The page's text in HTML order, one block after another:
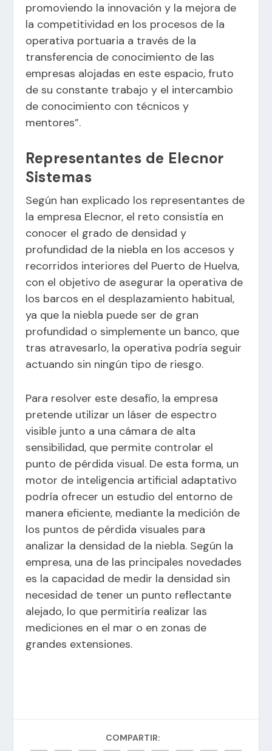
promoviendo la innovación y la mejora de
la competitividad en los procesos de la
operativa portuaria a través de la
transferencia de conocimiento de las
empresas alojadas en este espacio, fruto
de su constante trabajo y el intercambio
de conocimiento con técnicos y
mentores”.
Representantes de Elecnor
Sistemas
Según han explicado los representantes de
la empresa Elecnor, el reto consistía en
conocer el grado de densidad y
profundidad de la niebla en los accesos y
recorridos interiores del Puerto de Huelva,
con el objetivo de asegurar la operativa de
los barcos en el desplazamiento habitual,
ya que la niebla puede ser de gran
profundidad o simplemente un banco, que
tras atravesarlo, la operativa podría seguir
actuando sin ningún tipo de riesgo.
Para resolver este desafío, la empresa
pretende utilizar un láser de espectro
visible junto a una cámara de alta
sensibilidad, que permite controlar el
punto de pérdida visual. De esta forma, un
motor de inteligencia artificial adaptativo
podría ofrecer un estudio del entorno de
manera eficiente, mediante la medición de
los puntos de pérdida visuales para
analizar la densidad de la niebla. Según la
empresa, una de las principales novedades
es la capacidad de medir la densidad sin
necesidad de tener un punto reflectante
alejado, lo que permitiría realizar las
mediciones en el mar o en zonas de
grandes extensiones.
COMPARTIR: